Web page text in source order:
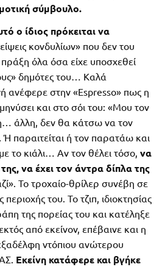
σύμβουλο.
ο ίδιος πρόκειται να
κονδυλίων» που δεν του
όλα όσα είχε υποσχεθεί
δημότες του… Καλά
ανέφερε στην «Espresso» πως η
και στο σόι του: «Μου τον
άλλη, δεν θα κάτσω να τον
παραιτείται ή τον παρατάω και
το κιάλι… Αν τον θέλει τόσο, να
να έχει τον άντρα δίπλα της
Το τροχαίο-θρίλερ συνέβη σε
του. Το τζιπ, ιδιοκτησίας
της πορείας του και κατέληξε
από εκείνον, επέβαινε και η
ντόπιου ανώτερου
Εκείνη κατάφερε και βγήκε